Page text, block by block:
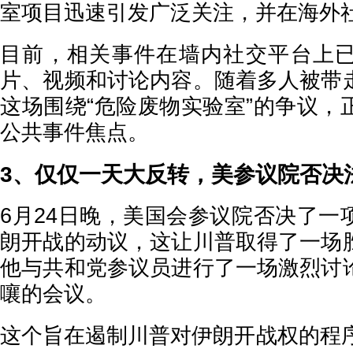
室项目迅速引发广泛关注，并在海外
目前，相关事件在墙内社交平台上
片、视频和讨论内容。随着多人被带
这场围绕“危险废物实验室”的争议，
公共事件焦点。
3、仅仅一天大反转，美参议院否决
6月24日晚，美国会参议院否决了一
朗开战的动议，这让川普取得了一场
他与共和党参议员进行了一场激烈讨
嚷的会议。
这个旨在遏制川普对伊朗开战权的程